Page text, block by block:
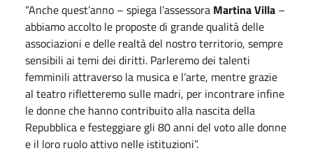
“Anche quest’anno – spiega l’assessora Martina Villa –
abbiamo accolto le proposte di grande qualità delle
associazioni e delle realtà del nostro territorio, sempre
sensibili ai temi dei diritti. Parleremo dei talenti
femminili attraverso la musica e l’arte, mentre grazie
al teatro rifletteremo sulle madri, per incontrare infine
le donne che hanno contribuito alla nascita della
Repubblica e festeggiare gli 80 anni del voto alle donne
e il loro ruolo attivo nelle istituzioni”.